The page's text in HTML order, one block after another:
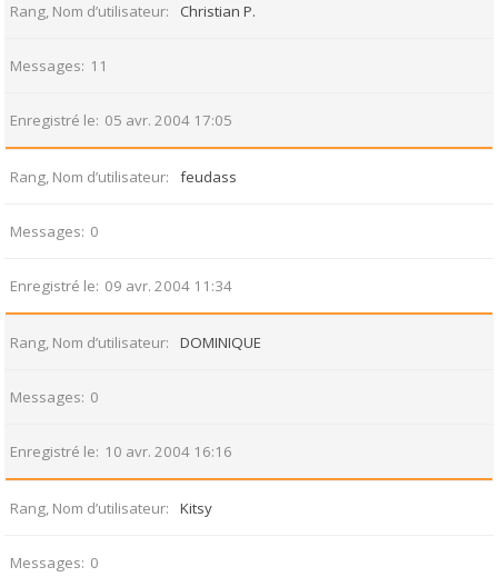
Rang, Nom d’utilisateur Christian P.
Messages 11
Enregistré le 05 avr. 2004 17:05
Rang, Nom d’utilisateur feudass
Messages 0
Enregistré le 09 avr. 2004 11:34
Rang, Nom d’utilisateur DOMINIQUE
Messages 0
Enregistré le 10 avr. 2004 16:16
Rang, Nom d’utilisateur Kitsy
Messages 0